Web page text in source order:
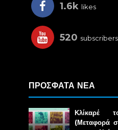
1.6k likes
520 subscribers
ΠΡΟΣΦΑΤΑ ΝΕΑ
Κλίκαρέ
(Μεταφορά